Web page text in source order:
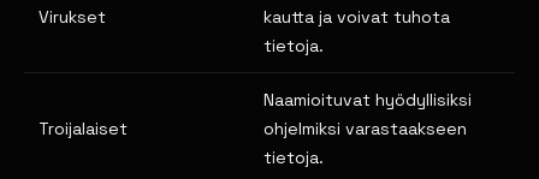
Virukset
kautta ja voivat tuhota
tietoja.
Troijalaiset
Naamioituvat hyödyllisiksi
ohjelmiksi varastaakseen
tietoja.